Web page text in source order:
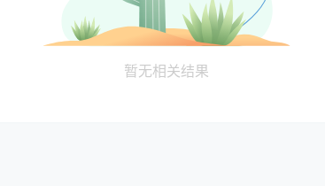
暂无相关结果